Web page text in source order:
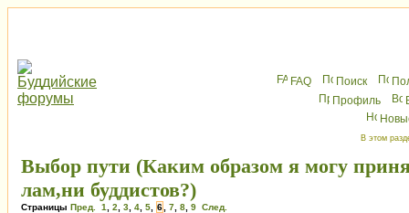
FAQ Поиск
Профиль
В этом
Выбор пути (Каким образом я могу
лам,ни буддистов?)
Страницы Пред. 1 2 3 4 5 6 7 8 9 След.